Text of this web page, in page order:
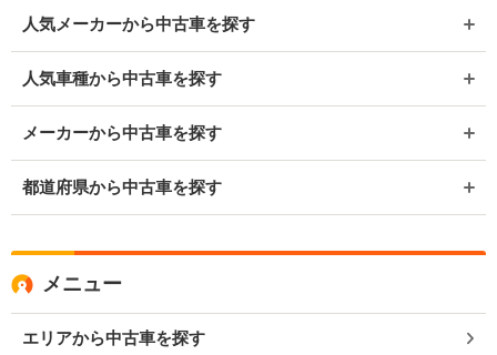
人気メーカーから中古車を探す
人気車種から中古車を探す
メーカーから中古車を探す
都道府県から中古車を探す
メニュー
エリアから中古車を探す